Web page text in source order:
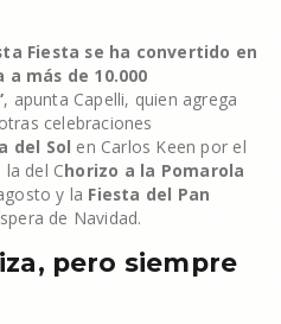
Fiesta se ha convertido en
más de 10.000
, apunta Capelli, quien agrega
celebraciones
del Sol en Carlos Keen por el
del Chorizo a la Pomarola
y la Fiesta del Pan
de Navidad.
pero siempre